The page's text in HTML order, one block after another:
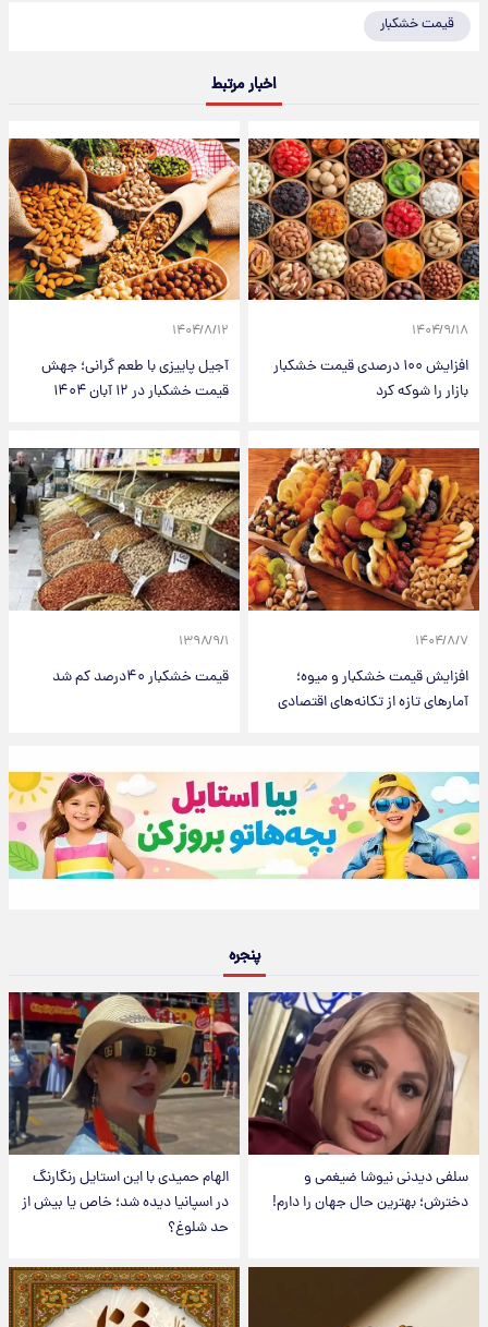
قیمت خشکبار
اخبار مرتبط
۱۴۰۴/۹/۱۸
افزایش ۱۰۰ درصدی قیمت خشکبار
بازار را شوکه کرد
۱۴۰۴/۸/۱۲
آجیل پاییزی با طعم گرانی؛ جهش
قیمت خشکبار در ۱۲ آبان ۱۴۰۴
۱۴۰۴/۸/۷
افزایش قیمت خشکبار و میوه؛
آمارهای تازه از تکانه‌های اقتصادی
۱۳۹۸/۹/۱
قیمت خشکبار ۴۰درصد کم شد
پنجره
سلفی دیدنی نیوشا ضیغمی و
دخترش؛ بهترین حال جهان را دارم!
الهام حمیدی با این استایل رنگارنگ
در اسپانیا دیده شد؛ خاص یا بیش از
حد شلوغ؟